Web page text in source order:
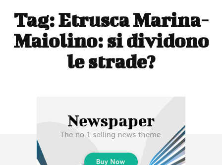
Tag:Etrusca Marina-
Maiolino: si dividono
le strade?